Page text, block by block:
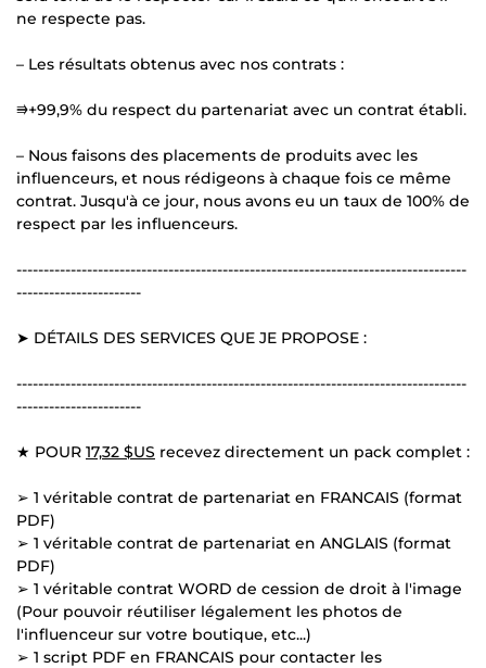
ne respecte pas.
– Les résultats obtenus avec nos contrats :
⭆+99,9% du respect du partenariat avec un contrat établi.
– Nous faisons des placements de produits avec les
influenceurs, et nous rédigeons à chaque fois ce même
contrat. Jusqu'à ce jour, nous avons eu un taux de 100% de
respect par les influenceurs.
-----------------------------------------------------------------------------------
-----------------------
➤ DÉTAILS DES SERVICES QUE JE PROPOSE :
-----------------------------------------------------------------------------------
-----------------------
★ POUR 17,32 $US recevez directement un pack complet :
➢ 1 véritable contrat de partenariat en FRANCAIS (format
PDF)
➢ 1 véritable contrat de partenariat en ANGLAIS (format
PDF)
➢ 1 véritable contrat WORD de cession de droit à l'image
(Pour pouvoir réutiliser légalement les photos de
l'influenceur sur votre boutique, etc...)
➢ 1 script PDF en FRANCAIS pour contacter les